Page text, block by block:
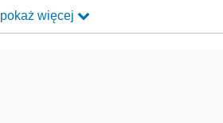
pokaż więcej